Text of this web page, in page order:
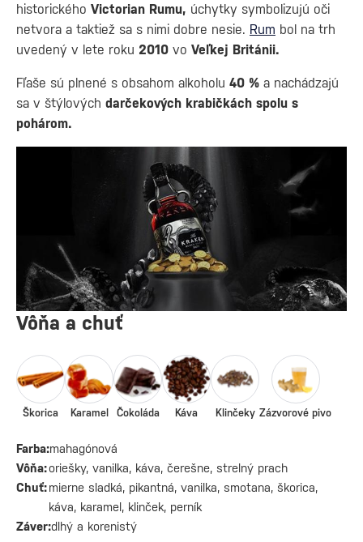
historického Victorian Rumu, úchytky symbolizujú oči
netvora a taktiež sa s nimi dobre nesie. Rum bol na trh
uvedený v lete roku 2010 vo Veľkej Británii.
Fľaše sú plnené s obsahom alkoholu 40 % a nachádzajú
sa v štýlových darčekových krabičkách spolu s
pohárom.
Vôňa a chuť
Farba:mahagónová
Vôňa:oriešky, vanilka, káva, čerešne, strelný prach
Chuť:mierne sladká, pikantná, vanilka, smotana, škorica,
káva, karamel, klinček, perník
Záver:dlhý a korenistý
Škorica Karamel Čokoláda Káva Klinčeky Zázvorové pivo